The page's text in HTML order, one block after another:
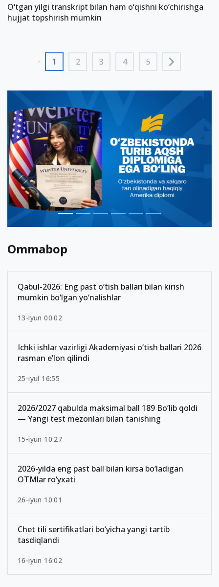
O‘tgan yilgi transkript bilan ham o‘qishni ko‘chirishga
hujjat topshirish mumkin
1 2 3 4 5
Ommabop
Qabul-2026: Eng past o‘tish ballari bilan kirish
mumkin bo‘lgan yo‘nalishlar
13-iyun 00:02
Ichki ishlar vazirligi Akademiyasi o‘tish ballari 2026
rasman e’lon qilindi
25-iyul 16:55
2026/2027 qabulda maksimal ball 189 Bo‘lib qoldi
— Yangi test mezonlari bilan tanishing
15-iyun 10:27
2026-yilda eng past ball bilan kirsa bo‘ladigan
OTMlar ro‘yxati
26-iyun 10:01
Chet tili sertifikatlari bo‘yicha yangi tartib
tasdiqlandi
16-iyun 16:02